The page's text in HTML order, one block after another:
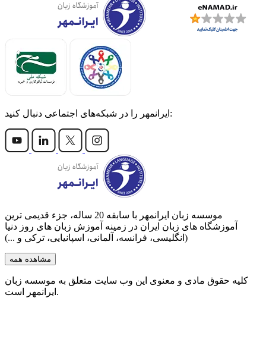
ایرانمهر را در شبکه‌های اجتماعی دنبال کنید:
موسسه زبان ایرانمهر با سابقه‌ 20 ساله، جزء قدیمی ترین
آموزشگاه های زبان ایران در زمینه آموزش زبان های روز دنیا
(انگلیسی، فرانسه، آلمانی، اسپانیایی، ترکی و ...)
مشاهده همه
کلیه حقوق مادی و معنوی این وب سایت متعلق به موسسه زبان
ایرانمهر است.